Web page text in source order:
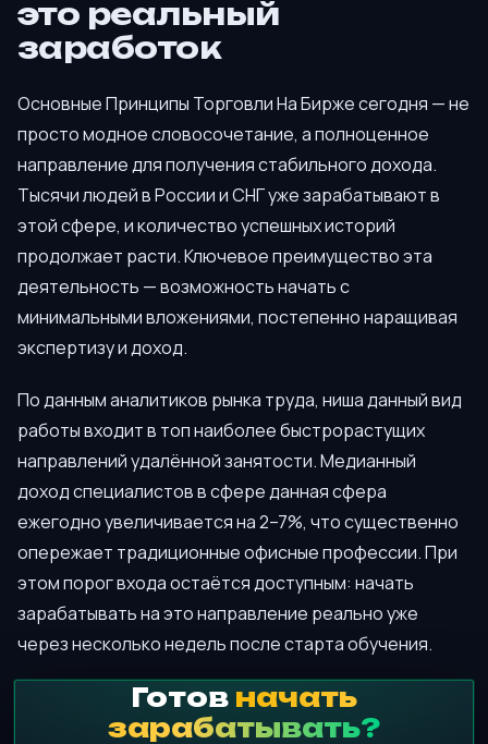
это реальный
заработок
Основные Принципы Торговли На Бирже сегодня — не
просто модное словосочетание, а полноценное
направление для получения стабильного дохода.
Тысячи людей в России и СНГ уже зарабатывают в
этой сфере, и количество успешных историй
продолжает расти. Ключевое преимущество эта
деятельность — возможность начать с
минимальными вложениями, постепенно наращивая
экспертизу и доход.
По данным аналитиков рынка труда, ниша данный вид
работы входит в топ наиболее быстрорастущих
направлений удалённой занятости. Медианный
доход специалистов в сфере данная сфера
ежегодно увеличивается на 2–7%, что существенно
опережает традиционные офисные профессии. При
этом порог входа остаётся доступным: начать
зарабатывать на это направление реально уже
через несколько недель после старта обучения.
Готов начать
зарабатывать?